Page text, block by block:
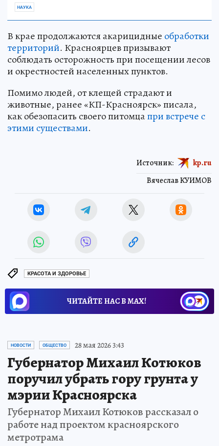
НАУКА
В крае продолжаются акарицидные обработки
территорий. Красноярцев призывают
соблюдать осторожность при посещении лесов
и окрестностей населенных пунктов.
Помимо людей, от клещей страдают и
животные, ранее «КП-Красноярск» писала,
как обезопасить своего питомцапри встрече с
этими существами.
Вячеслав КУИМОВ
Источник: kp.ru
КРАСОТА И ЗДОРОВЬЕ
ЧИТАЙТЕ НАС В МАХ!
НОВОСТИ ОБЩЕСТВО 28 мая 2026 3:43
Губернатор Михаил Котюков
поручил убрать гору грунта у
мэрии Красноярска
Губернатор Михаил Котюков рассказал о
работе над проектом красноярского
метротрама